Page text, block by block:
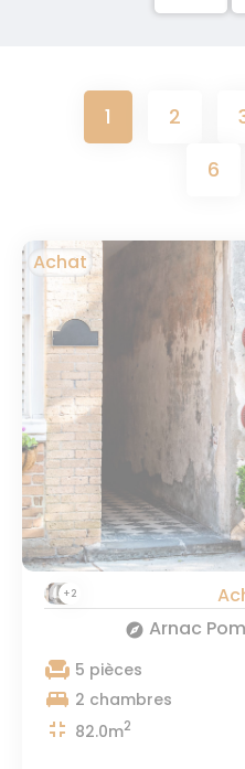
1 2
6
Achat
+2
explore Arnac
chair 5 pièces
king_bed 2 chambres
fullscreen_exit 82.0m2